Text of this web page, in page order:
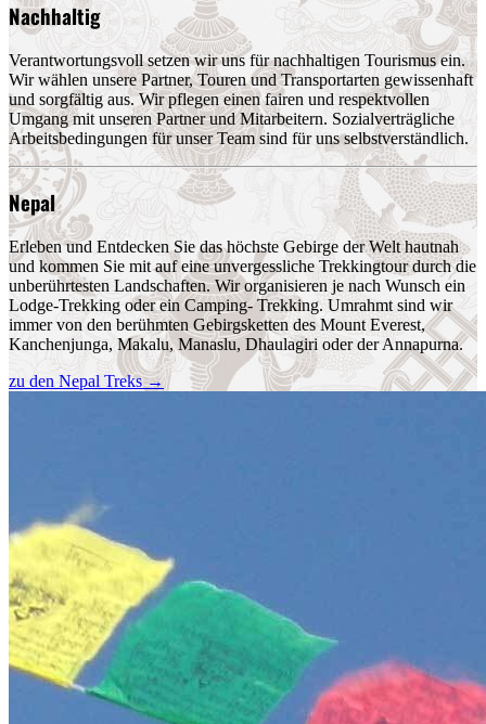
Nachhaltig
Verantwortungsvoll setzen wir uns für nachhaltigen Tourismus ein.
Wir wählen unsere Partner, Touren und Transportarten gewissenhaft
und sorgfältig aus. Wir pflegen einen fairen und respektvollen
Umgang mit unseren Partner und Mitarbeitern. Sozialverträgliche
Arbeitsbedingungen für unser Team sind für uns selbstverständlich.
Nepal
Erleben und Entdecken Sie das höchste Gebirge der Welt hautnah
und kommen Sie mit auf eine unvergessliche Trekkingtour durch die
unberührtesten Landschaften. Wir organisieren je nach Wunsch ein
Lodge-Trekking oder ein Camping- Trekking. Umrahmt sind wir
immer von den berühmten Gebirgsketten des Mount Everest,
Kanchenjunga, Makalu, Manaslu, Dhaulagiri oder der Annapurna.
zu den Nepal Treks→